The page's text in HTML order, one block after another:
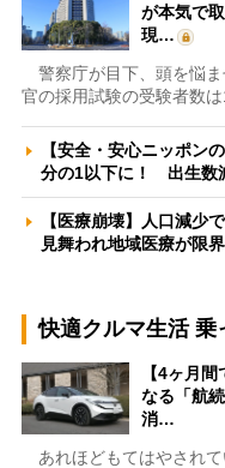
が本気で
現…
警察庁が目下、頭を悩
官の採用試験の受験者数
【安全・安心ニッポン
分の1以下に！ 出生数
【医療崩壊】人口減少
見舞われ地域医療が
快適クルマ生活 乗
【4ヶ月
なる「航
消…
あれほどもてはやされて